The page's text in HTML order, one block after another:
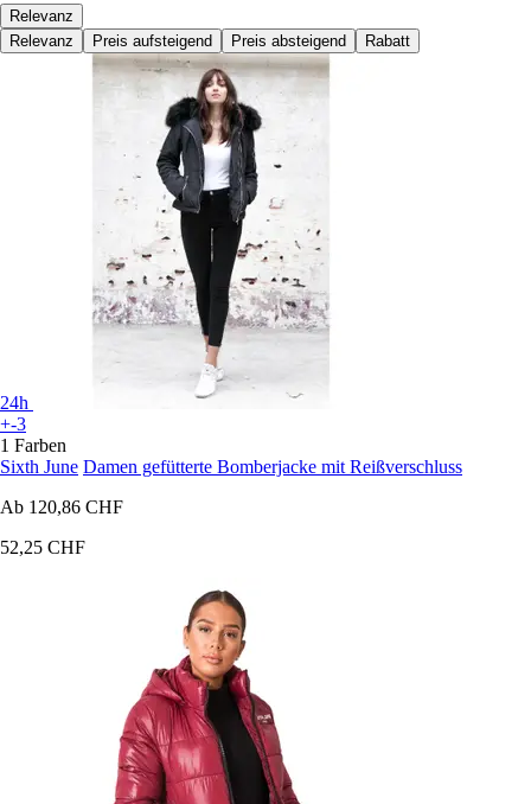
Relevanz
Relevanz
Preis aufsteigend Preis absteigend Rabatt
24h
+-3
1 Farben
Sixth June Damen gefütterte Bomberjacke mit Reißverschluss
Ab 120,86 CHF
52,25 CHF